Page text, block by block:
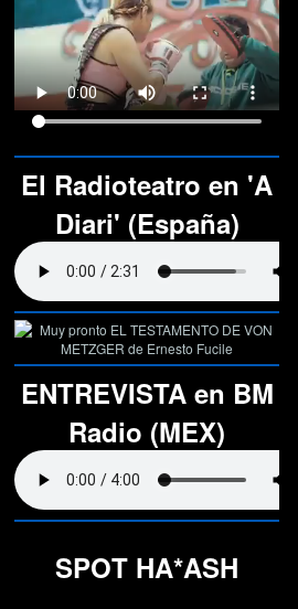
El Radioteatro en 'A
Diari' (España)
ENTREVISTA en BM
Radio (MEX)
SPOT HA*ASH